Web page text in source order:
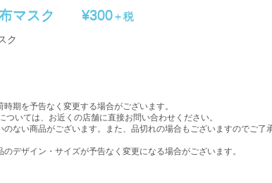
マスク ¥300＋税
ク
期を予告なく変更する場合がございます。
いては、お近くの店舗に直接お問い合わせください。
ない商品がございます。また、品切れの場合もございますのでご了
デザイン・サイズが予告なく変更になる場合がございます。